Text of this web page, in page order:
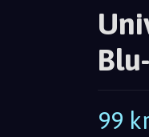
99